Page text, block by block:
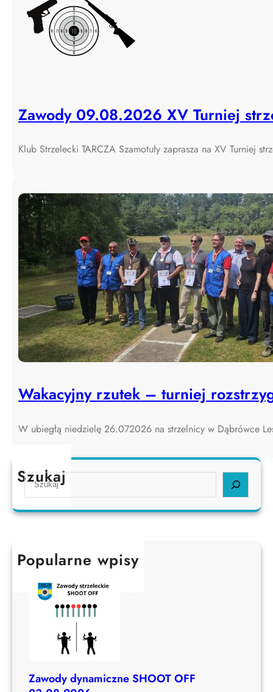
Zawody 09.08.2026 XV Turniej
Klub Strzelecki TARCZA Szamotuły zaprasza na XV Turniej
Wakacyjny rzutek – turniej
W ubiegłą niedzielę 26.072026 na strzelnicy w Dąbrówce
Szukaj
S
a
h
Popularne wpisy
Zawody dynamiczne SHOOT OFF